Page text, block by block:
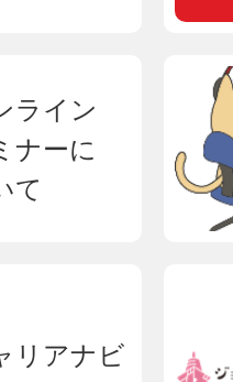
ライン
ナーに
て
リアナビ